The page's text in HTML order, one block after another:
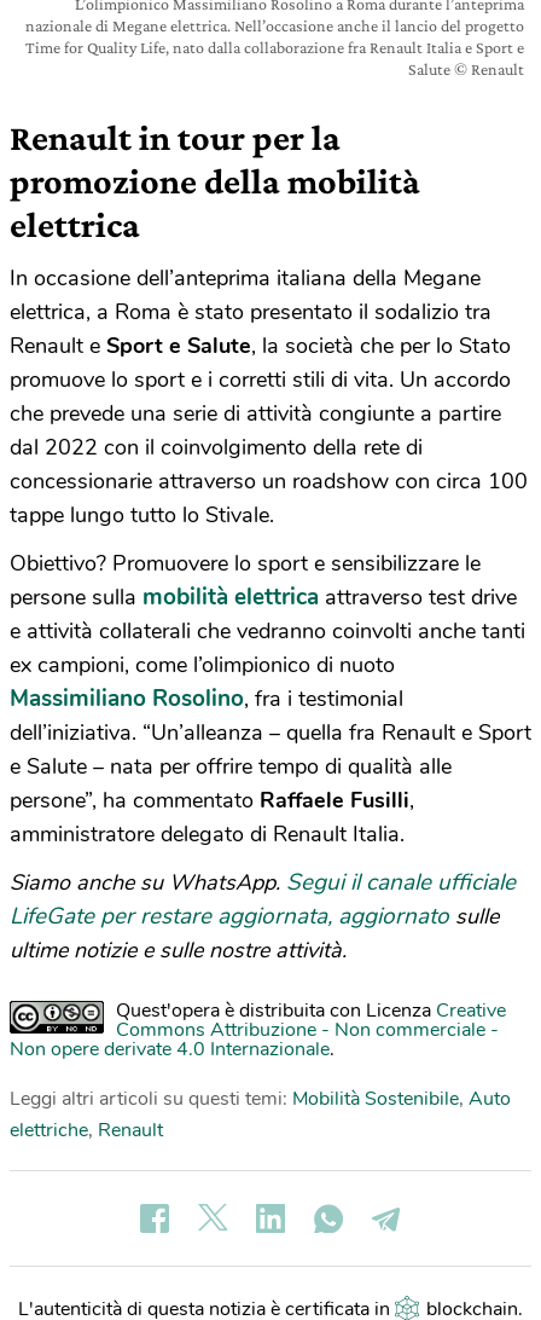
nazionale di Megane elettrica. Nell’occasione anche il lancio del progetto
Time for Quality Life, nato dalla collaborazione fra Renault Italia e Sport e
Salute © Renault
Renault in tour per la
promozione della mobilità
elettrica
In occasione dell’anteprima italiana della Megane
elettrica, a Roma è stato presentato il sodalizio tra
Renault e Sport e Salute, la società che per lo Stato
promuove lo sport e i corretti stili di vita. Un accordo
che prevede una serie di attività congiunte a partire
dal 2022 con il coinvolgimento della rete di
concessionarie attraverso un roadshow con circa 100
tappe lungo tutto lo Stivale.
Obiettivo? Promuovere lo sport e sensibilizzare le
persone sulla mobilità elettrica attraverso test drive
e attività collaterali che vedranno coinvolti anche tanti
ex campioni, come l’olimpionico di nuoto
Massimiliano Rosolino, fra i testimonial
dell’iniziativa. “Un’alleanza – quella fra Renault e Sport
e Salute – nata per offrire tempo di qualità alle
persone”, ha commentato Raffaele Fusilli,
amministratore delegato di Renault Italia.
Siamo anche su WhatsApp. Segui il canale ufficiale
LifeGate per restare aggiornata, aggiornato sulle
ultime notizie e sulle nostre attività.
Quest'opera è distribuita con Licenza Creative
Commons Attribuzione - Non commerciale -
Non opere derivate 4.0 Internazionale.
Leggi altri articoli su questi temi: Mobilità Sostenibile, Auto
elettriche, Renault
L'autenticità di questa notizia è certificata in blockchain.